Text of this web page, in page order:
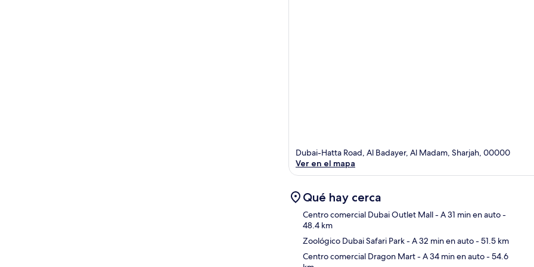
Dubai-Hatta Road, Al Badayer, Al Madam, Sharjah, 00000
Ver en el mapa
Qué hay cerca
Centro comercial Dubai Outlet Mall- A 31 min en auto-
48.4 km
Zoológico Dubai Safari Park- A 32 min en auto- 51.5 km
Centro comercial Dragon Mart- A 34 min en auto- 54.6